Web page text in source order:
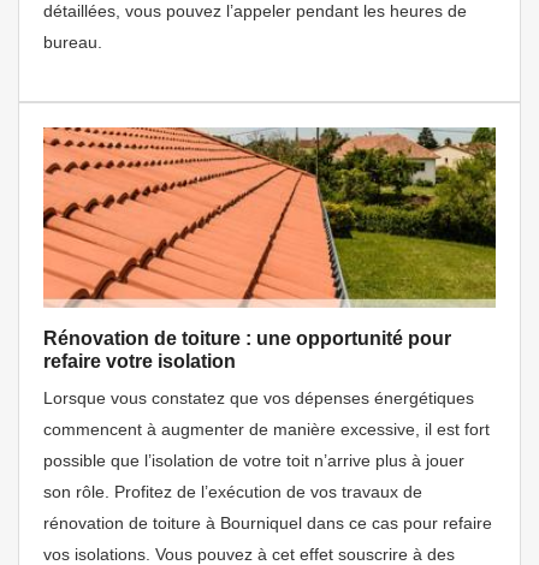
détaillées, vous pouvez l’appeler pendant les heures de
bureau.
Rénovation de toiture : une opportunité pour
refaire votre isolation
Lorsque vous constatez que vos dépenses énergétiques
commencent à augmenter de manière excessive, il est fort
possible que l’isolation de votre toit n’arrive plus à jouer
son rôle. Profitez de l’exécution de vos travaux de
rénovation de toiture à Bourniquel dans ce cas pour refaire
vos isolations. Vous pouvez à cet effet souscrire à des